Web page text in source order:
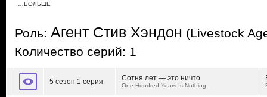
…БОЛЬШЕ
Роль: Агент Стив Хэндон (Livestock
Количество серий: 1
5 сезон 1 серия Сотня лет — это ничто
One Hundred Years Is Nothing